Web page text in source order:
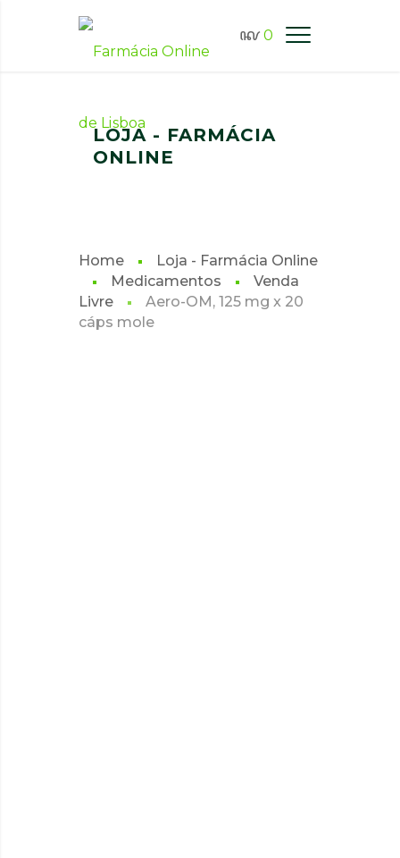
0
FARMÁCIA ONLINE LISBOA
LOJA - FARMÁCIA
ONLINE
Home
Loja - Farmácia Online
Medicamentos
Venda
Livre
Aero-OM, 125 mg x 20
cáps mole